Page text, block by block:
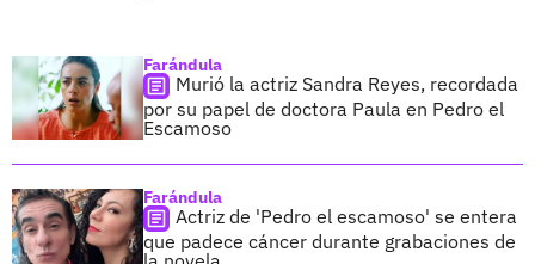
Farándula
Murió la actriz Sandra Reyes, recordada
por su papel de doctora Paula en Pedro el
Escamoso
Farándula
Actriz de 'Pedro el escamoso' se entera
que padece cáncer durante grabaciones de